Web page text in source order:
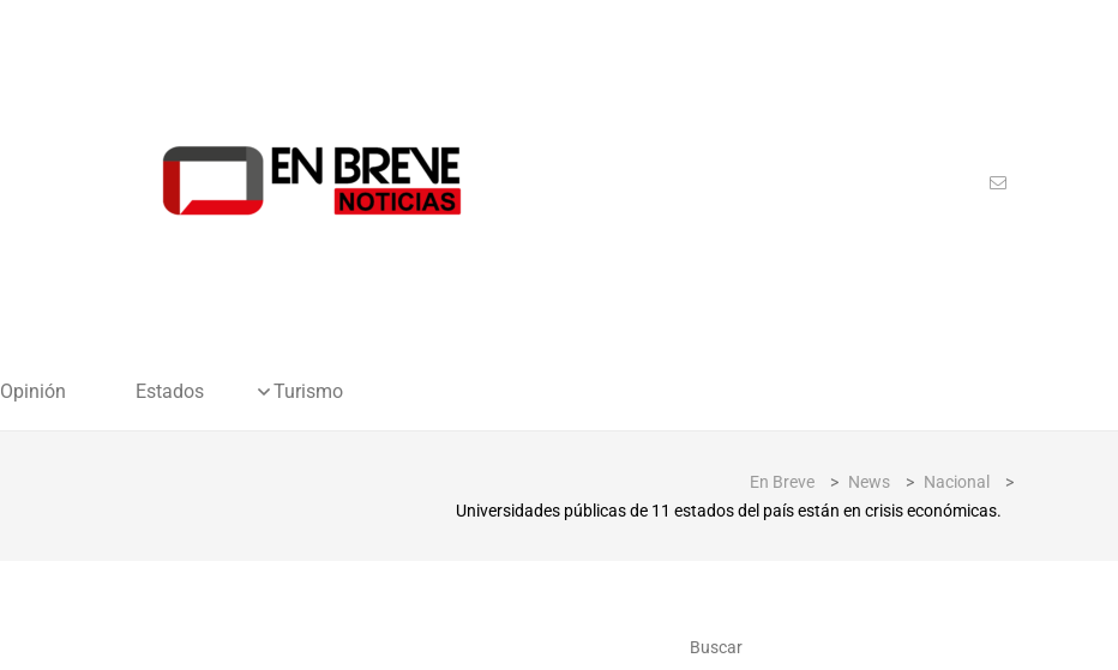
Opinión Estados Turismo
En Breve > News > Nacional
>
Universidades públicas de 11 estados del país están en crisis económicas.
Buscar